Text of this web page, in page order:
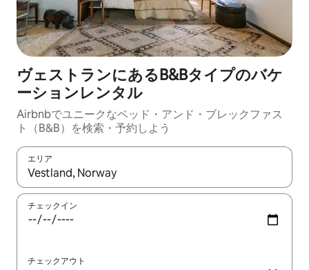
ヴェストランにあるB&Bタイプのバケ
ーションレンタル
Airbnbでユニークなベッド・アンド・ブレックファス
ト（B&B）を検索・予約しよう
エリア
検索結果が表示されたら、上下の矢印キーを使って移動するか
チェックイン
チェックアウト